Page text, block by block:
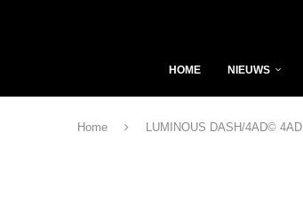
HOME NIEUWS
Home LUMINOUS DASH/4AD© 4AD